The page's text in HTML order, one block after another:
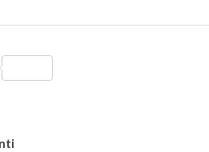
Condividi